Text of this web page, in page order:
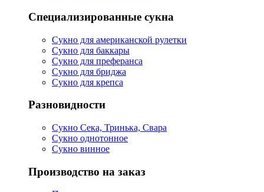
Специализированные сукна
Сукно для американской рулетки
Сукно для баккары
Сукно для преферанса
Сукно для бриджа
Сукно для крепса
Разновидности
Сукно Сека, Тринька, Свара
Сукно однотонное
Сукно винное
Производство на заказ